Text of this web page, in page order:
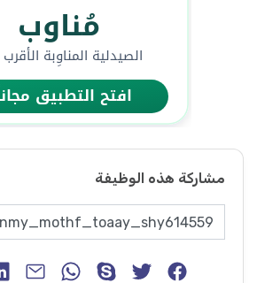
مشاركة هذه الوظيفة